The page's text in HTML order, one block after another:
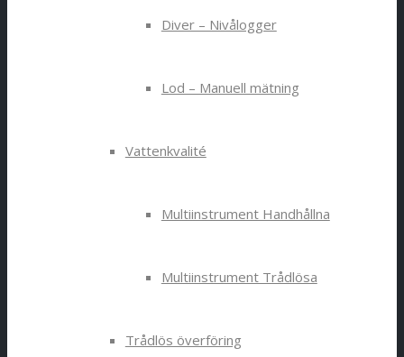
Diver – Nivålogger
Lod – Manuell mätning
Vattenkvalité
Multiinstrument Handhållna
Multiinstrument Trådlösa
Trådlös överföring